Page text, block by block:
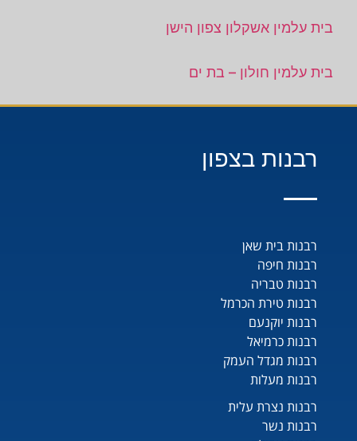
בית עלמין אשקלון צפון הישן
בית עלמין חולון – בת ים
רבנות בצפון
רבנות בית שאן
רבנות חיפה
רבנות טבריה
רבנות טירת הכרמל
רבנות יוקנעם
רבנות כרמיאל
רבנות מגדל העמק
רבנות מעלות
רבנות נצרת עלית
רבנות נשר